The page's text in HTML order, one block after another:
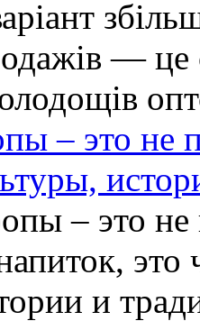
– это не